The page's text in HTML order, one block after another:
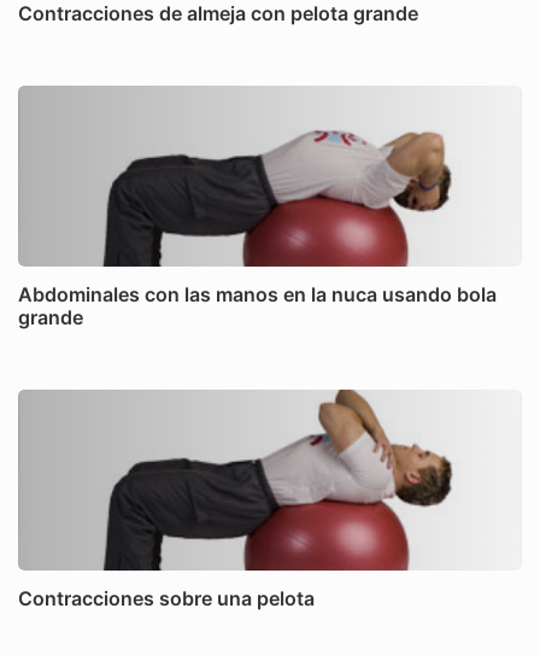
Contracciones de almeja con pelota grande
Abdominales con las manos en la nuca usando bola
grande
Contracciones sobre una pelota